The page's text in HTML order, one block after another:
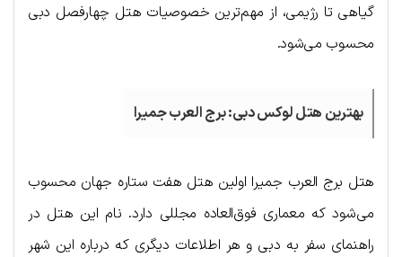
گیاهی تا رژیمی، از مهم‌ترین خصوصیات هتل چهارفصل دبی
محسوب می‌شود.
بهترین هتل لوکس دبی: برج العرب جمیرا
هتل برج العرب جمیرا اولین هتل هفت ستاره جهان محسوب
می‌شود که معماری فوق‌العاده مجللی دارد. نام این هتل در
راهنمای سفر به دبی و هر اطلاعات دیگری که درباره این شهر